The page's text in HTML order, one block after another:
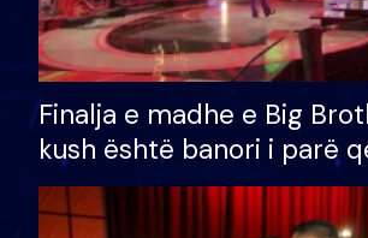
Finalja e madhe e Big
kush është banori i parë
shtëpinë dhe humb
të fituar çmimin e madh